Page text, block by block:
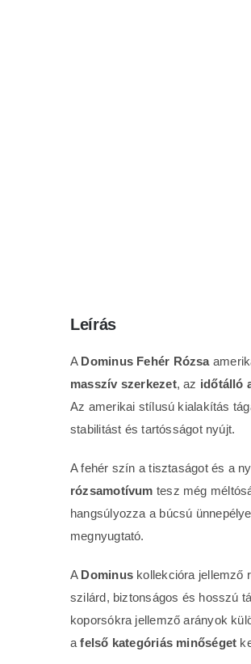
Leírás
A Dominus Fehér Rózsa
masszív szerkezet, az időtálló
Az amerikai stílusú kialakítás
stabilitást és tartósságot nyújt.
A fehér szín a tisztaságot és a
rózsamotívum tesz még
hangsúlyozza a búcsú
megnyugtató.
A Dominuskollekcióra jellemző
szilárd, biztonságos és hosszú
koporsókra jellemző arányok
afelső kategóriás minőséget